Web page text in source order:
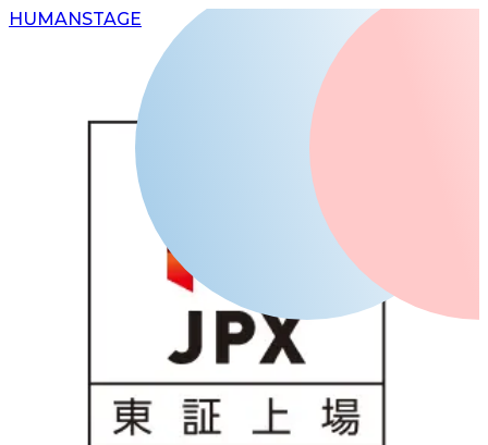
HUMANSTAGE